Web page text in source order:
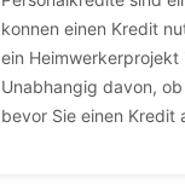
konnen einen Kredit
ein
Unabhangig davon,
bevor Sie einen Kredit